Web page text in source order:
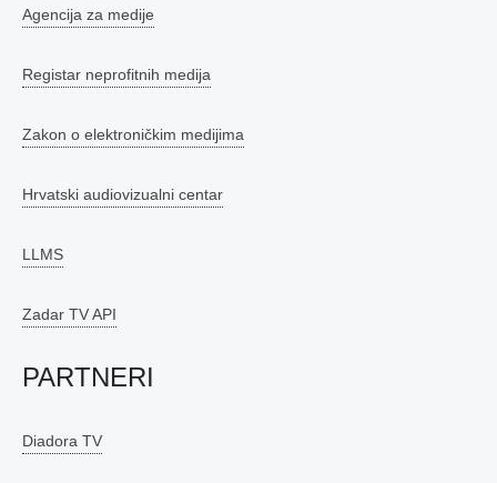
Agencija za medije
Registar neprofitnih medija
Zakon o elektroničkim medijima
Hrvatski audiovizualni centar
LLMS
Zadar TV API
PARTNERI
Diadora TV